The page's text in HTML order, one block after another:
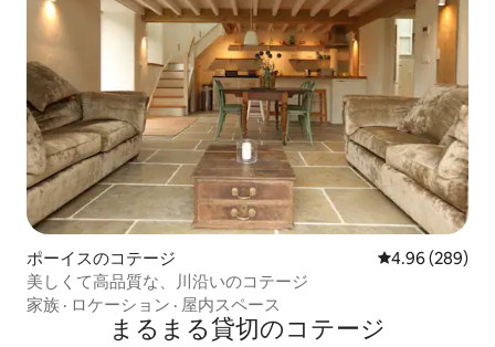
ポーイスのコテージ レビュー289
4.96 (289)
美しくて高品質な、川沿いのコテージ
家族 · ロケーション · 屋内スペース
まるまる貸切のコテージ